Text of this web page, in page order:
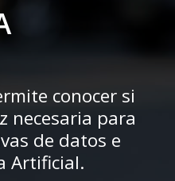
conocer si
necesaria para
de datos e
Artificial.